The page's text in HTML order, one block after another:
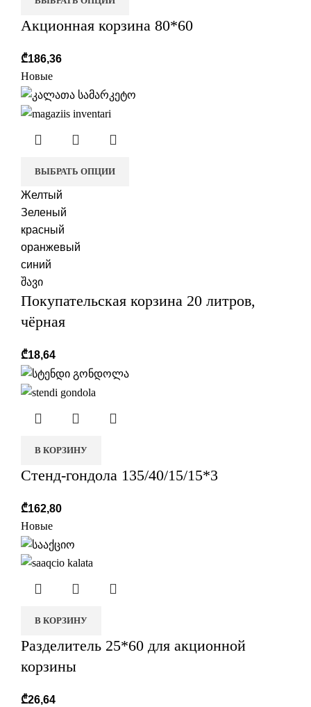
Акционная корзина 80*60
₾186,36
Новые
ВЫБРАТЬ ОПЦИИ
Желтый
Зеленый
красный
оранжевый
синий
შავი
Покупательская корзина 20 литров,
чёрная
₾18,64
В КОРЗИНУ
Стенд-гондола 135/40/15/15*3
₾162,80
Новые
В КОРЗИНУ
Разделитель 25*60 для акционной
корзины
₾26,64